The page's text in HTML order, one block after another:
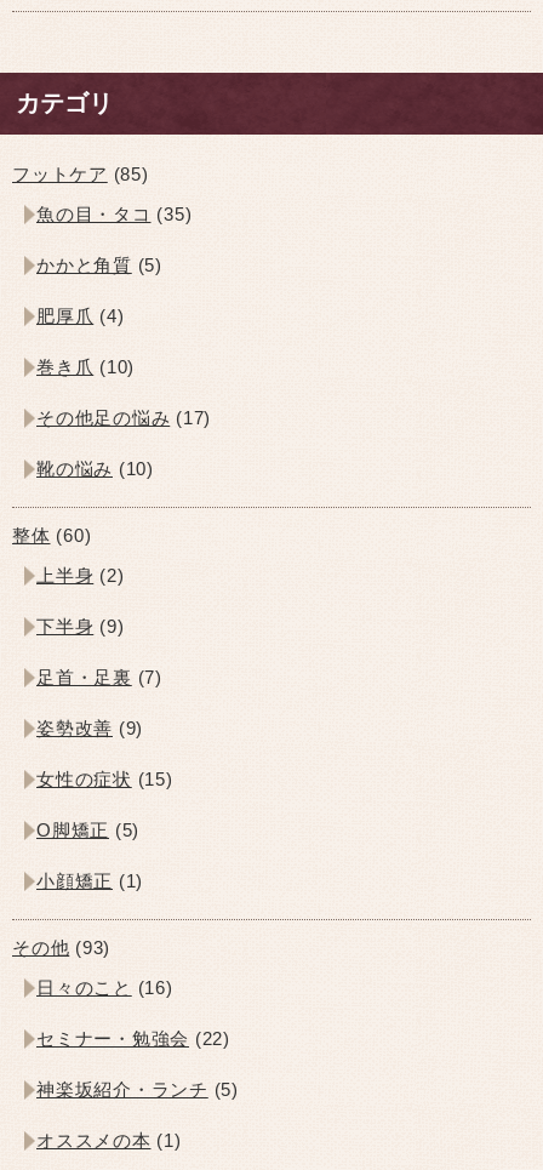
カテゴリ
フットケア (85)
魚の目・タコ (35)
かかと角質 (5)
肥厚爪 (4)
巻き爪 (10)
その他足の悩み (17)
靴の悩み (10)
整体 (60)
上半身 (2)
下半身 (9)
足首・足裏 (7)
姿勢改善 (9)
女性の症状 (15)
O脚矯正 (5)
小顔矯正 (1)
その他 (93)
日々のこと (16)
セミナー・勉強会 (22)
神楽坂紹介・ランチ (5)
オススメの本 (1)